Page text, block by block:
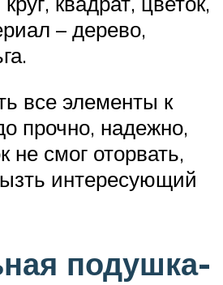
– дерево,
все элементы к
прочно, надежно,
не смог оторвать,
интересующий
подушка-